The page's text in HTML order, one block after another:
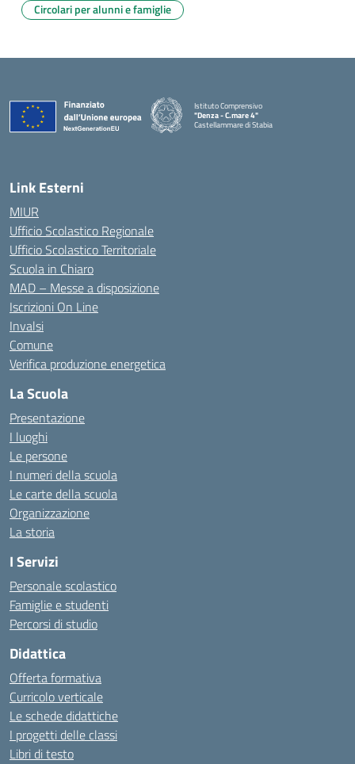
Circolari per alunni e famiglie
Istituto Comprensivo
"Denza - C.mare 4"
Castellammare di Stabia
Link Esterni
MIUR
Ufficio Scolastico Regionale
Ufficio Scolastico Territoriale
Scuola in Chiaro
MAD – Messe a disposizione
Iscrizioni On Line
Invalsi
Comune
Verifica produzione energetica
La Scuola
Presentazione
I luoghi
Le persone
I numeri della scuola
Le carte della scuola
Organizzazione
La storia
I Servizi
Personale scolastico
Famiglie e studenti
Percorsi di studio
Didattica
Offerta formativa
Curricolo verticale
Le schede didattiche
I progetti delle classi
Libri di testo